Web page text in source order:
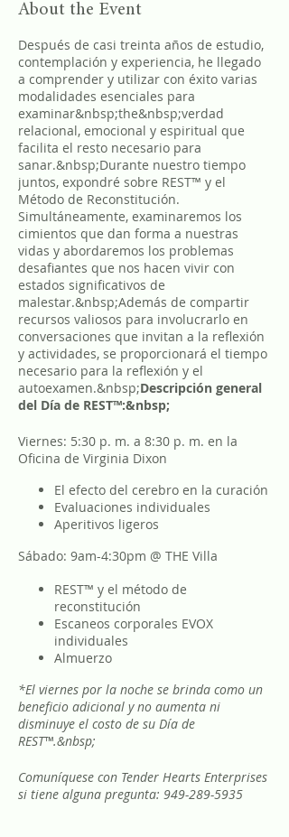
About the Event
Después de casi treinta años de estudio,
contemplación y experiencia, he llegado
a comprender y utilizar con éxito varias
modalidades esenciales para
examinar&nbsp;the&nbsp;verdad
relacional, emocional y espiritual que
facilita el resto necesario para
sanar.&nbsp;Durante nuestro tiempo
juntos, expondré sobre REST™ y el
Método de Reconstitución.
Simultáneamente, examinaremos los
cimientos que dan forma a nuestras
vidas y abordaremos los problemas
desafiantes que nos hacen vivir con
estados significativos de
malestar.&nbsp;Además de compartir
recursos valiosos para involucrarlo en
conversaciones que invitan a la reflexión
y actividades, se proporcionará el tiempo
necesario para la reflexión y el
autoexamen.&nbsp;Descripción general
del Día de REST™:&nbsp;
Viernes: 5:30 p. m. a 8:30 p. m. en la
Oficina de Virginia Dixon
El efecto del cerebro en la curación
Evaluaciones individuales
Aperitivos ligeros
Sábado: 9am-4:30pm @ THE Villa
REST™ y el método de
reconstitución
Escaneos corporales EVOX
individuales
Almuerzo
*El viernes por la noche se brinda como un
beneficio adicional y no aumenta ni
disminuye el costo de su Día de
REST™.&nbsp;
Comuníquese con Tender Hearts Enterprises
si tiene alguna pregunta: 949-289-5935